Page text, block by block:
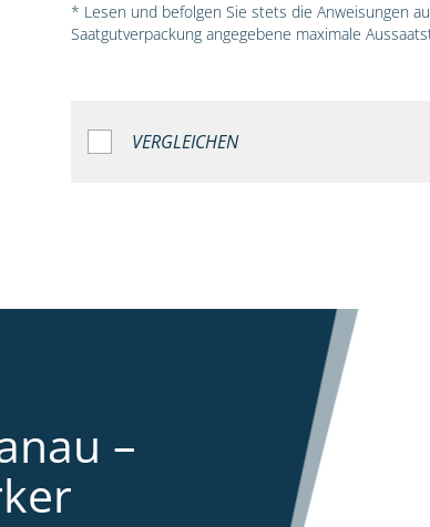
* Lesen und befolgen Sie stets die Anweisungen
Saatgutverpackung angegebene maximale
VERGLEICHEN
–